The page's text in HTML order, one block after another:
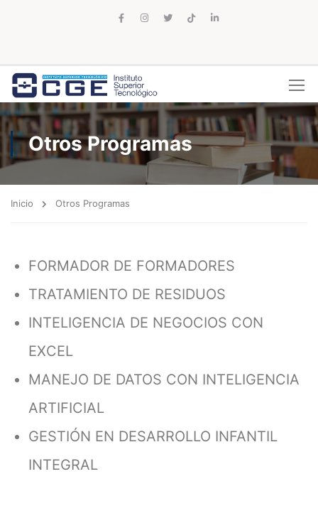
Otros Programas
Inicio Otros Programas
FORMADOR DE FORMADORES
TRATAMIENTO DE RESIDUOS
INTELIGENCIA DE NEGOCIOS CON
EXCEL
MANEJO DE DATOS CON INTELIGENCIA
ARTIFICIAL
GESTIÓN EN DESARROLLO INFANTIL
INTEGRAL